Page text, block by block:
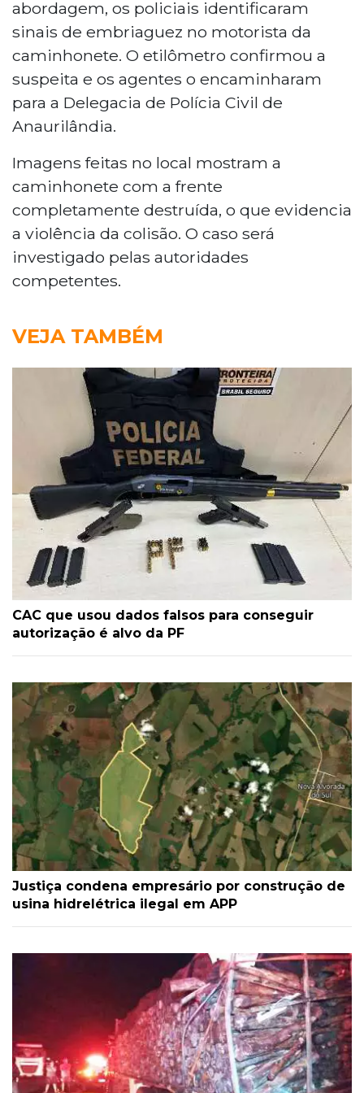
abordagem, os policiais identificaram
sinais de embriaguez no motorista da
caminhonete. O etilômetro confirmou a
suspeita e os agentes o encaminharam
para a Delegacia de Polícia Civil de
Anaurilândia.
Imagens feitas no local mostram a
caminhonete com a frente
completamente destruída, o que evidencia
a violência da colisão. O caso será
investigado pelas autoridades
competentes.
VEJA TAMBÉM
CAC que usou dados falsos para conseguir
autorização é alvo da PF
Justiça condena empresário por construção de
usina hidrelétrica ilegal em APP